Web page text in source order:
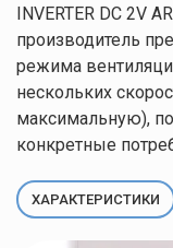
INVERTER DC 2V
производитель
режима
нескольких
максимальную),
конкретные
ХАРАКТЕРИСТИКИ